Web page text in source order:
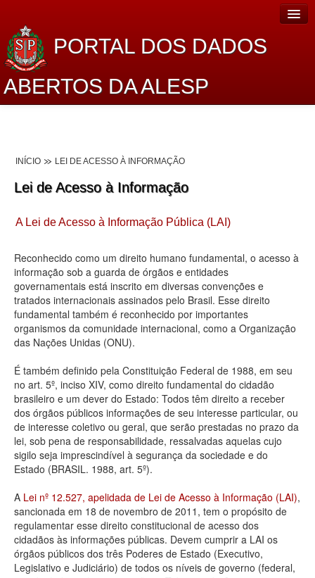
PORTAL DOS DADOS
ABERTOS DA ALESP
Lei de Acesso à Informação
Dados Governamentais Abertos
Planejamento
Catálogo de dados
Processo Legislativo
Deputados Estaduais
Administração
Legislação
Agenda
Perguntas frequentes
Contato
INÍCIO LEI DE ACESSO À INFORMAÇÃO
Lei de Acesso à Informação
A Lei de Acesso à Informação Pública (LAI)
Reconhecido como um direito humano fundamental, o acesso à
informação sob a guarda de órgãos e entidades
governamentais está inscrito em diversas convenções e
tratados internacionais assinados pelo Brasil. Esse direito
fundamental também é reconhecido por importantes
organismos da comunidade internacional, como a Organização
das Nações Unidas (ONU).
É também definido pela Constituição Federal de 1988, em seu
no art. 5º, inciso XIV, como direito fundamental do cidadão
brasileiro e um dever do Estado: Todos têm direito a receber
dos órgãos públicos informações de seu interesse particular, ou
de interesse coletivo ou geral, que serão prestadas no prazo da
lei, sob pena de responsabilidade, ressalvadas aquelas cujo
sigilo seja imprescindível à segurança da sociedade e do
Estado (BRASIL. 1988, art. 5º).
A Lei nº 12.527, apelidada de Lei de Acesso à Informação (LAI),
sancionada em 18 de novembro de 2011, tem o propósito de
regulamentar esse direito constitucional de acesso dos
cidadãos às informações públicas. Devem cumprir a LAI os
órgãos públicos dos três Poderes de Estado (Executivo,
Legislativo e Judiciário) de todos os níveis de governo (federal,